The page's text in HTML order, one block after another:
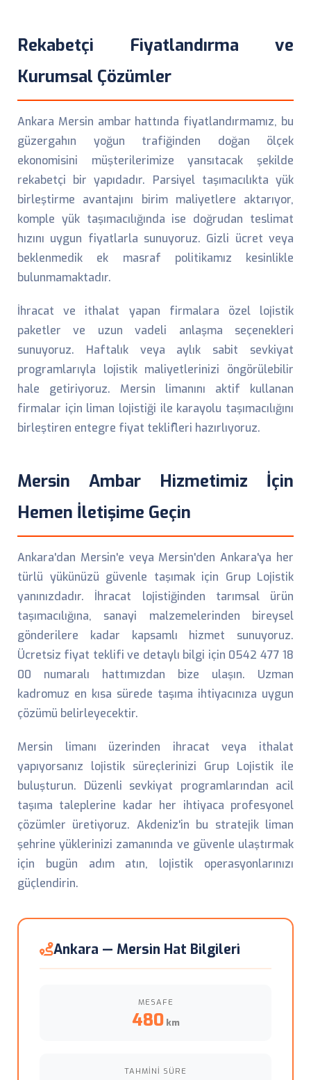
Rekabetçi Fiyatlandırma ve
Kurumsal Çözümler
Ankara Mersin ambar hattında fiyatlandırmamız, bu
güzergahın yoğun trafiğinden doğan ölçek
ekonomisini müşterilerimize yansıtacak şekilde
rekabetçi bir yapıdadır. Parsiyel taşımacılıkta yük
birleştirme avantajını birim maliyetlere aktarıyor,
komple yük taşımacılığında ise doğrudan teslimat
hızını uygun fiyatlarla sunuyoruz. Gizli ücret veya
beklenmedik ek masraf politikamız kesinlikle
bulunmamaktadır.
İhracat ve ithalat yapan firmalara özel lojistik
paketler ve uzun vadeli anlaşma seçenekleri
sunuyoruz. Haftalık veya aylık sabit sevkiyat
programlarıyla lojistik maliyetlerinizi öngörülebilir
hale getiriyoruz. Mersin limanını aktif kullanan
firmalar için liman lojistiği ile karayolu taşımacılığını
birleştiren entegre fiyat teklifleri hazırlıyoruz.
Mersin Ambar Hizmetimiz İçin
Hemen İletişime Geçin
Ankara'dan Mersin'e veya Mersin'den Ankara'ya her
türlü yükünüzü güvenle taşımak için Grup Lojistik
yanınızdadır. İhracat lojistiğinden tarımsal ürün
taşımacılığına, sanayi malzemelerinden bireysel
gönderilere kadar kapsamlı hizmet sunuyoruz.
Ücretsiz fiyat teklifi ve detaylı bilgi için 0542 477 18
00 numaralı hattımızdan bize ulaşın. Uzman
kadromuz en kısa sürede taşıma ihtiyacınıza uygun
çözümü belirleyecektir.
Mersin limanı üzerinden ihracat veya ithalat
yapıyorsanız lojistik süreçlerinizi Grup Lojistik ile
buluşturun. Düzenli sevkiyat programlarından acil
taşıma taleplerine kadar her ihtiyaca profesyonel
çözümler üretiyoruz. Akdeniz'in bu stratejik liman
şehrine yüklerinizi zamanında ve güvenle ulaştırmak
için bugün adım atın, lojistik operasyonlarınızı
güçlendirin.
Ankara — Mersin Hat Bilgileri
MESAFE
480 km
TAHMINI SÜRE